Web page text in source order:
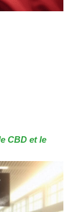
CBD et le